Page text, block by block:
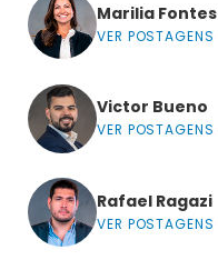
Marilia Fontes
VER POSTAGENS
Victor Bueno
VER POSTAGENS
Rafael Ragazi
VER POSTAGENS